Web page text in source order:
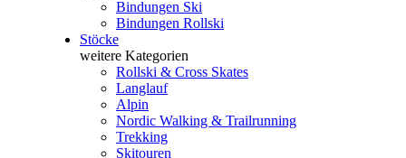
Bindungen Ski
Bindungen Rollski
Stöcke
weitere Kategorien
Rollski & Cross Skates
Langlauf
Alpin
Nordic Walking & Trailrunning
Trekking
Skitouren